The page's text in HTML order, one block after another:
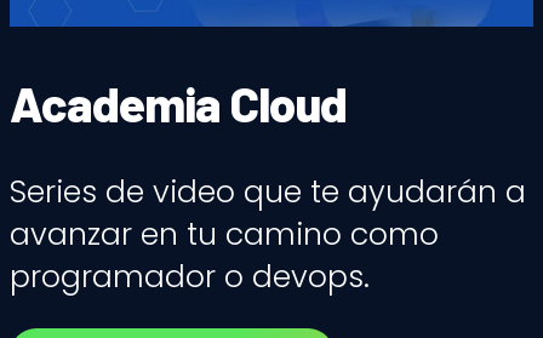
Academia Cloud
Series de video que te ayudarán a
avanzar en tu camino como
programador o devops.